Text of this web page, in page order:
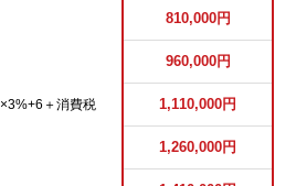
×3%+6＋消費税
810,000円
960,000円
1,110,000円
1,260,000円